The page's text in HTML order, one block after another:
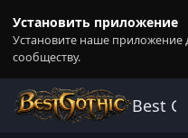
Установить приложение
Установите наше приложение
сообществу.
Best